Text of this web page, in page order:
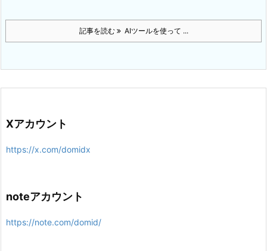
記事を読む AIツールを使って ...
Xアカウント
https://x.com/domidx
noteアカウント
https://note.com/domid/